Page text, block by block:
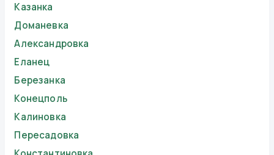
Казанка
Доманевка
Александровка
Еланец
Березанка
Конецполь
Калиновка
Пересадовка